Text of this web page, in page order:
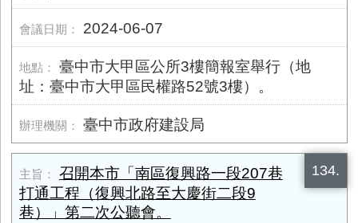
2024-06-07
臺中市大甲區公所3樓簡報室舉行（地
址：臺中市大甲區民權路52號3樓）。
臺中市政府建設局
134.
召開本市「南區復興路一段207巷
打通工程（復興北路至大慶街二段9
巷）」第二次公聽會。